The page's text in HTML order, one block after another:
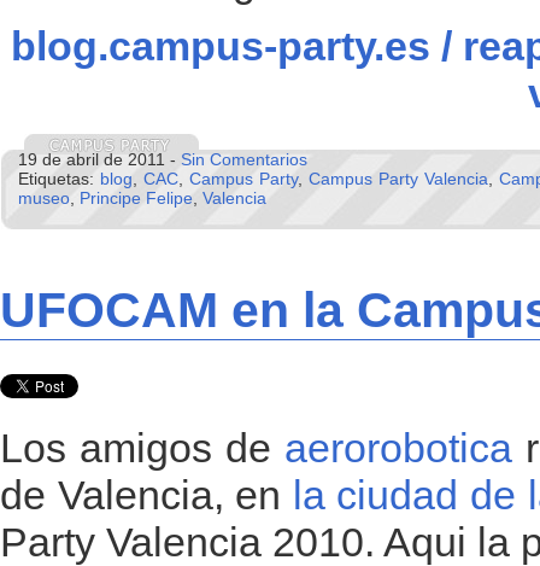
blog.campus-party.es /
19 de abril de 2011 - Sin Comentarios
Etiquetas: blog, CAC, Campus Party, Campus Party Valencia,
museo, Principe Felipe, Valencia
UFOCAM en la
Los amigos de aerorobotica
de Valencia, en la ciudad de
Party Valencia 2010. Aqui la